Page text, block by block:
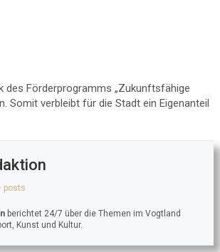
des Förderprogramms „Zukunftsfähige
Somit verbleibt für die Stadt ein Eigenanteil
posts
berichtet 24/7 über die Themen im Vogtland
Kunst und Kultur.